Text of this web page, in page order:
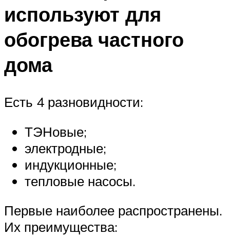
используют для
обогрева частного
дома
Есть 4 разновидности:
ТЭНовые;
электродные;
индукционные;
тепловые насосы.
Первые наиболее распространены.
Их преимущества: